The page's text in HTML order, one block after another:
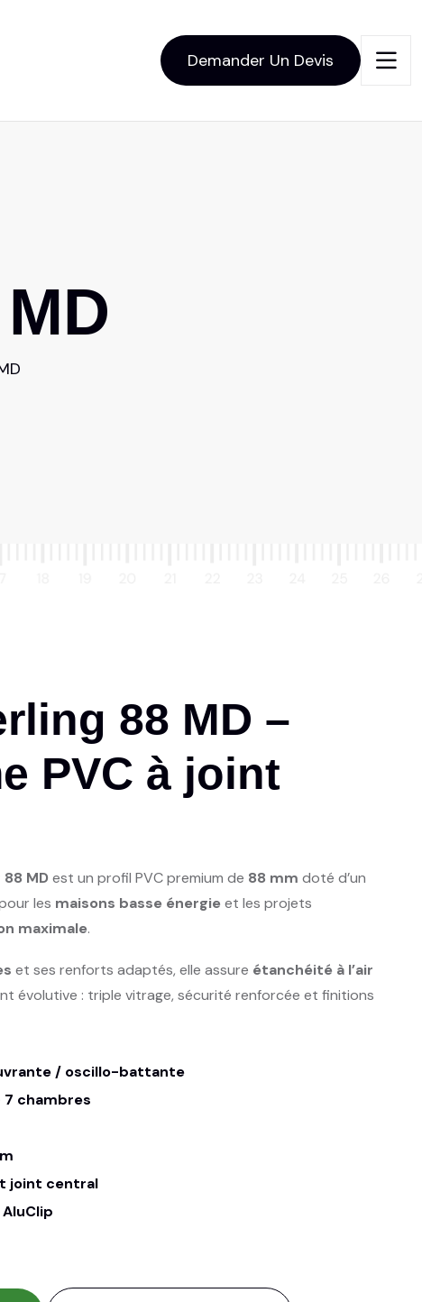
Demander Un Devis
MD
88 MD –
PVC à joint
MDest un profil PVC premium de 88 mm doté d’un
les maisons basse énergie et les projets
maximale.
et ses renforts adaptés, elle assure étanchéité à l’air
évolutive : triple vitrage, sécurité renforcée et finitions
/ oscillo-battante
7 chambres
joint central